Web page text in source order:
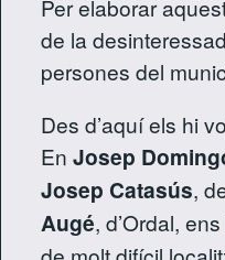
Per elaborar
de la
persones del
Des d’aquí els hi
En Josep
Josep Catasús,
Augé, d’Ordal,